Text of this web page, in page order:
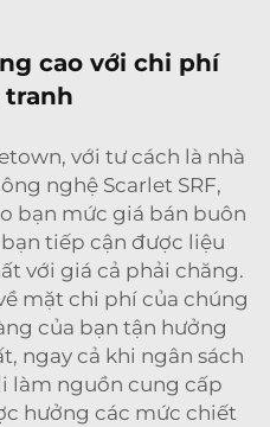
cao với chi phí
tranh
với tư cách là nhà
nghệ Scarlet SRF,
bạn mức giá bán buôn
tiếp cận được liệu
với giá cả phải chăng.
mặt chi phí của chúng
của bạn tận hưởng
ngay cả khi ngân sách
làm nguồn cung cấp
hưởng các mức chiết